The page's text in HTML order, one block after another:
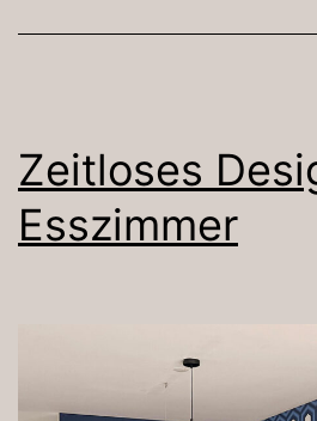
Zeitloses
Esszimmer